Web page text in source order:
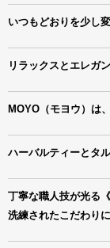
いつもどおりを少し
リラックスとエレガ
MOYO（モヨウ）は
ハーバルティーとタ
丁寧な職人技が光る
洗練されたこだわり